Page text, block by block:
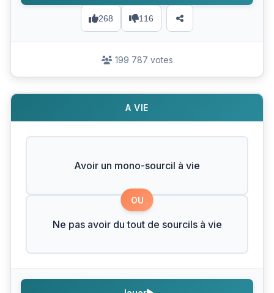
268 116
199 787 votes
A VIE
Avoir un mono-sourcil à vie
OU
Ne pas avoir du tout de sourcils à vie